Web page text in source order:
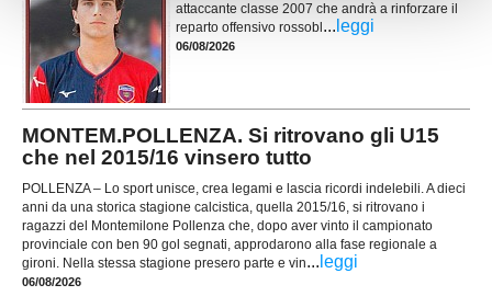
attaccante classe 2007 che andrà a rinforzare il
reparto offensivo rossobl ... leggi
06/08/2026
MONTEM.POLLENZA. Si ritrovano gli U15
che nel 2015/16 vinsero tutto
POLLENZA – Lo sport unisce, crea legami e lascia ricordi indelebili. A dieci
anni da una storica stagione calcistica, quella 2015/16, si ritrovano i
ragazzi del Montemilone Pollenza che, dopo aver vinto il campionato
provinciale con ben 90 gol segnati, approdarono alla fase regionale a
gironi. Nella stessa stagione presero parte e vin... leggi
06/08/2026